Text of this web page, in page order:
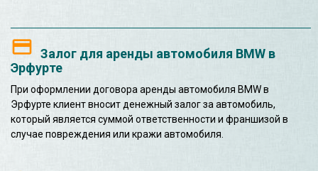
Залог для аренды автомобиля BMW в
Эрфурте
При оформлении договора аренды автомобиля BMW в
Эрфурте клиент вносит денежный залог за автомобиль,
который является суммой ответственности и франшизой в
случае повреждения или кражи автомобиля.